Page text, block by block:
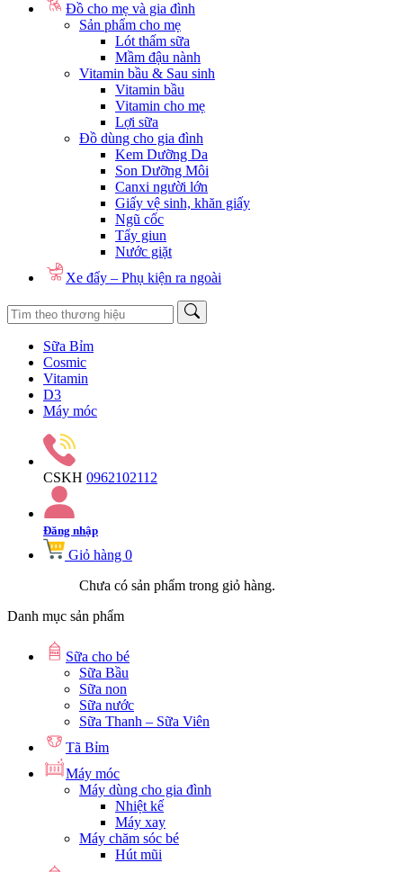
Đồ cho mẹ và gia đình
Sản phẩm cho mẹ
Lót thấm sữa
Mầm đậu nành
Vitamin bầu & Sau sinh
Vitamin bầu
Vitamin cho mẹ
Lợi sữa
Đồ dùng cho gia đình
Kem Dưỡng Da
Son Dưỡng Môi
Canxi người lớn
Giấy vệ sinh, khăn giấy
Ngũ cốc
Tẩy giun
Nước giặt
Xe đẩy – Phụ kiện ra ngoài
Sữa Bỉm
Cosmic
Vitamin
D3
Máy móc
CSKH 0962102112
Đăng nhập
Giỏ hàng 0
Chưa có sản phẩm trong giỏ hàng.
Danh mục sản phẩm
Sữa cho bé
Sữa Bầu
Sữa non
Sữa nước
Sữa Thanh – Sữa Viên
Tã Bỉm
Máy móc
Máy dùng cho gia đình
Nhiệt kế
Máy xay
Máy chăm sóc bé
Hút mũi